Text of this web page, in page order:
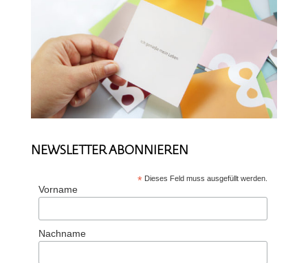
NEWSLETTER ABONNIEREN
* Dieses Feld muss ausgefüllt werden.
Vorname
Nachname